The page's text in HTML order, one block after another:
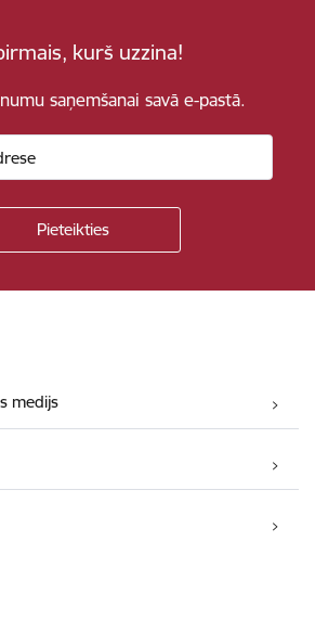
kurš uzzina!
saņemšanai savā e-pastā.
medijs